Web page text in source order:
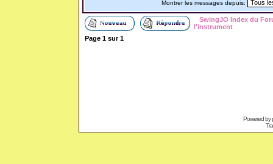
Montrer les messages depuis:
SwingJO Index du
l'instrument
Page 1sur1
Powered by